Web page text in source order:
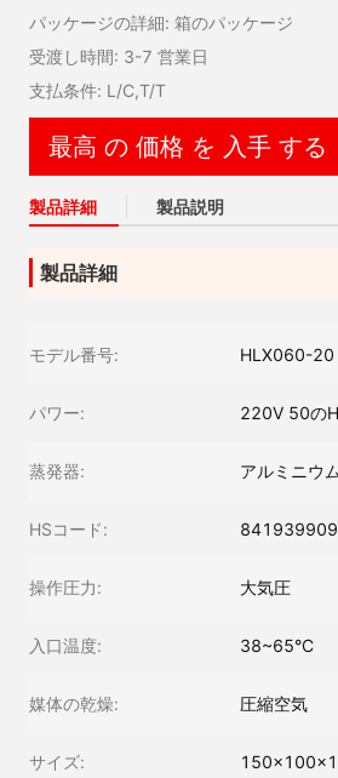
パッケージの詳細: 箱のパッケージ
受渡し時間: 3-7 営業日
支払条件: L/C,T/T
最高 の 価格 を 入手 する
製品詳細 製品説明
製品詳細
モデル番号: HLX060-20
パワー: 220V 50の
蒸発器: アルミニウ
HSコード:
操作圧力: 大気圧
入口温度: 38~65°C
媒体の乾燥: 圧縮空気
サイズ: